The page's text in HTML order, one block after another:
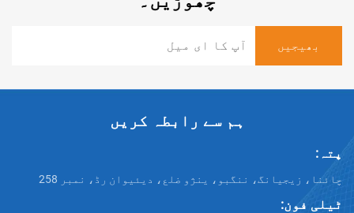
ہم سے رابطہ کریں
ننگبو، ینژو ضلع، دیئیوان رڈ، نمبر 258